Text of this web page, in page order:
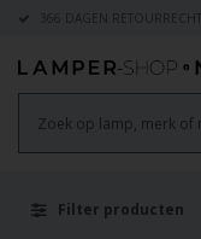
366 DAGEN RETOURRECHT
Filter producten